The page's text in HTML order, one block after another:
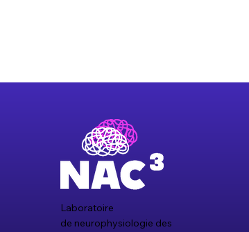
Laboratoire
de neurophysiologie des